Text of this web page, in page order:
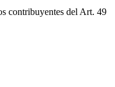
contribuyentes del Art. 49